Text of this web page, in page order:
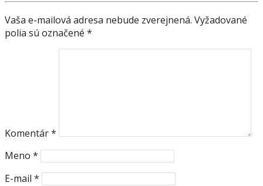
PRÍSPEVKU
Vaša e-mailová adresa nebude zverejnená. Vyžadované
polia sú označené *
Komentár*
Meno *
E-mail *